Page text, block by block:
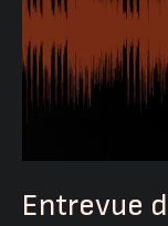
Entrevue